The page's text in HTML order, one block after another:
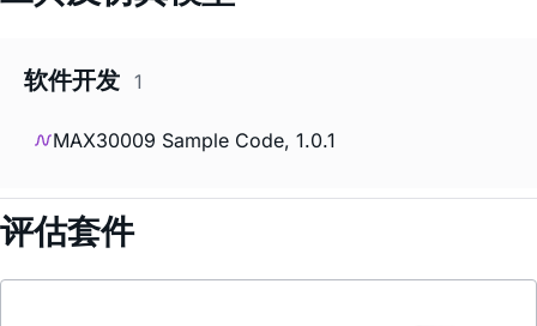
软件开发 1
MAX30009 Sample Code, 1.0.1
评估套件